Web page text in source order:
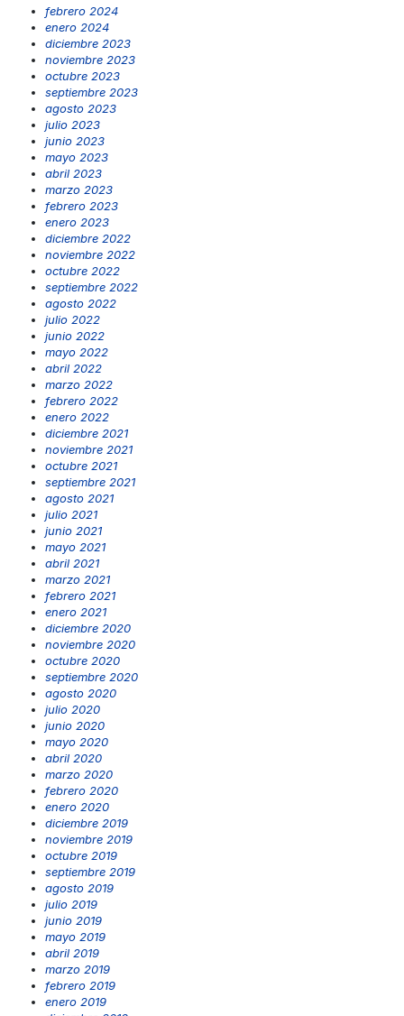
febrero 2024
enero 2024
diciembre 2023
noviembre 2023
octubre 2023
septiembre 2023
agosto 2023
julio 2023
junio 2023
mayo 2023
abril 2023
marzo 2023
febrero 2023
enero 2023
diciembre 2022
noviembre 2022
octubre 2022
septiembre 2022
agosto 2022
julio 2022
junio 2022
mayo 2022
abril 2022
marzo 2022
febrero 2022
enero 2022
diciembre 2021
noviembre 2021
octubre 2021
septiembre 2021
agosto 2021
julio 2021
junio 2021
mayo 2021
abril 2021
marzo 2021
febrero 2021
enero 2021
diciembre 2020
noviembre 2020
octubre 2020
septiembre 2020
agosto 2020
julio 2020
junio 2020
mayo 2020
abril 2020
marzo 2020
febrero 2020
enero 2020
diciembre 2019
noviembre 2019
octubre 2019
septiembre 2019
agosto 2019
julio 2019
junio 2019
mayo 2019
abril 2019
marzo 2019
febrero 2019
enero 2019